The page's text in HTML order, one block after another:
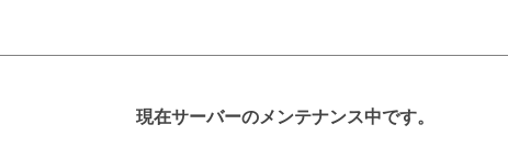
現在サーバーのメンテナンス中です。